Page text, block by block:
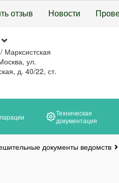
отзыв Новости
Марксистская
ул.
д. 40/22, ст.
Техническая
документация
документы ведомств